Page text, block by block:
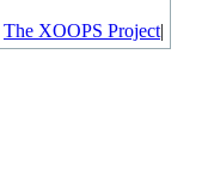
The XOOPS Project|